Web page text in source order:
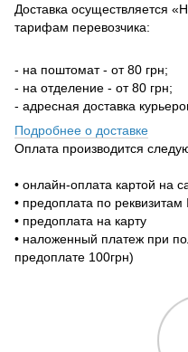
Доставка осуществляется
тарифам перевозчика:
- на поштомат - от 80 грн;
- на отделение - от 80 грн;
- адресная доставка
Подробнее о доставке
Оплата производится
• онлайн-оплата картой на
• предоплата по реквизитам
• предоплата на карту
• наложенный платеж при
предоплате 100грн)